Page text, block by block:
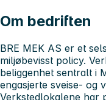
Om bedriften
BRE MEK AS er et
miljøbevisst policy.
beliggenhet sentralt i
engasjerte sveise- og
Verkstedlokalene har